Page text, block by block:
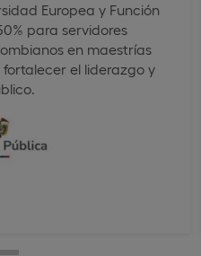
Europea y Función
para servidores
en maestrías
el liderazgo y